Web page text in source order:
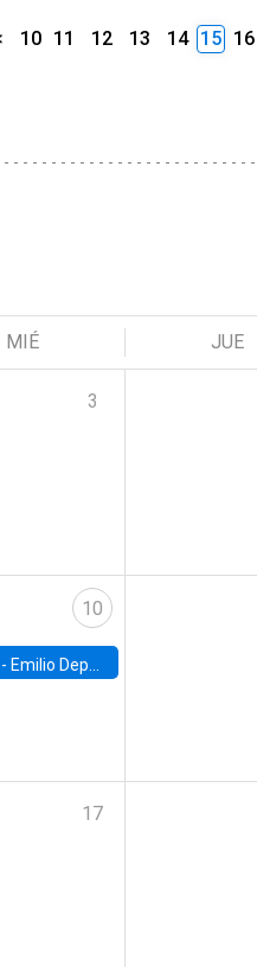
10 11 12 13 14 15 16
MIÉ JUE
3
10
Emilio Depetris-Chauvín, Universidad Católica
17